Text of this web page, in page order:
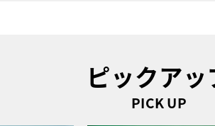
ピックアッ
PICK UP